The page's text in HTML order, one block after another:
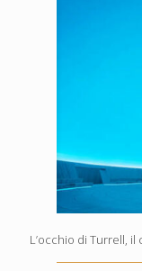
L’occhio di Turrell,